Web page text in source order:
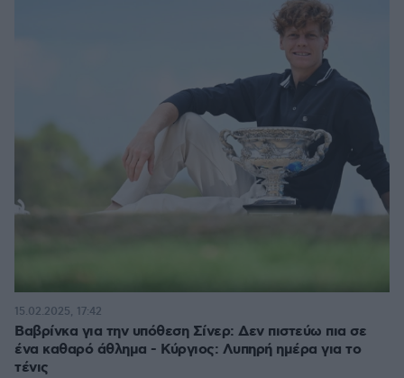
Βαβρίνκα για την υπόθεση Σίνερ: Δεν πιστεύω πια σε
ένα καθαρό άθλημα - Κύργιος: Λυπηρή ημέρα για το
τένις
15.02.2025, 17:42